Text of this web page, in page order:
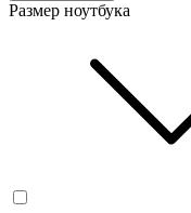
Размер ноутбука